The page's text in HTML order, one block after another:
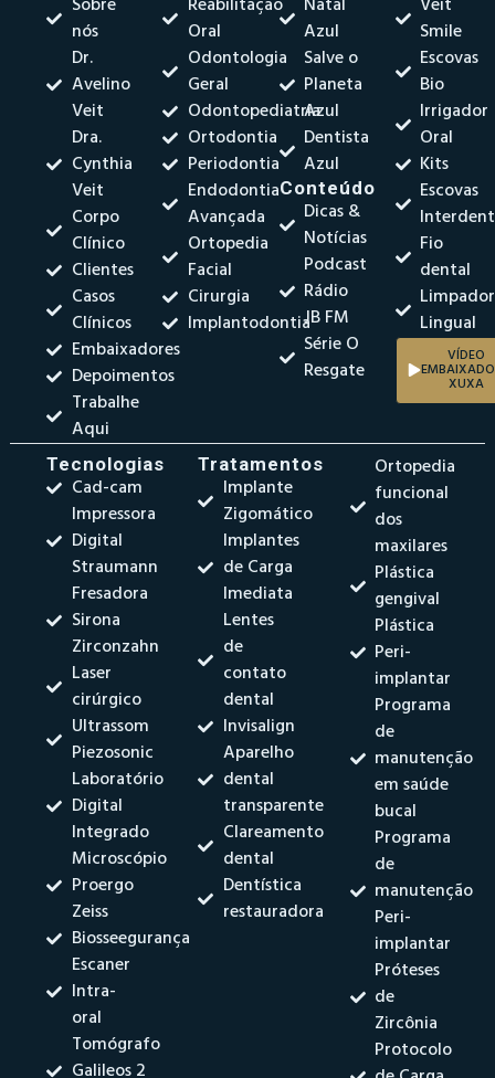
nós
Dr.
Avelino
Veit
Dra.
Cynthia
Veit
Corpo
Clínico
Clientes
Casos
Clínicos
Embaixadores
Depoimentos
Trabalhe
Aqui
Oral
Odontologia
Geral
Odontopediatria
Ortodontia
Periodontia
Endodontia
Avançada
Ortopedia
Facial
Cirurgia
Implantodontia
Azul
Salve o
Planeta
Azul
Dentista
Azul
Conteúdo
Dicas &
Notícias
Podcast
Rádio
JB FM
Série O
Resgate
Smile
Escovas
Bio
Irrigador
Oral
Kits
Escovas
Fio
dental
Limpador
Lingual
VÍDEO
XUXA
Tecnologias
Cad-cam
Impressora
Digital
Straumann
Fresadora
Sirona
Zirconzahn
Laser
cirúrgico
Ultrassom
Piezosonic
Laboratório
Digital
Integrado
Microscópio
Proergo
Zeiss
Biosseegurança
Escaner
Intra-
oral
Tomógrafo
Galileos 2
Tratamentos
Implante
Zigomático
Implantes
de Carga
Imediata
Lentes
de
contato
dental
Invisalign
Aparelho
dental
transparente
Clareamento
dental
Dentística
restauradora
Ortopedia
funcional
dos
maxilares
Plástica
gengival
Plástica
Peri-
implantar
Programa
de
manutenção
em saúde
bucal
Programa
de
manutenção
Peri-
implantar
Próteses
de
Zircônia
Protocolo